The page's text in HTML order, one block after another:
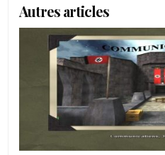
Autres articles